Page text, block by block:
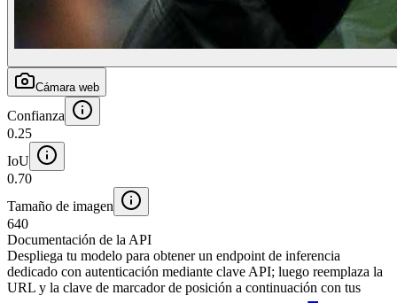
Cámara web
Confianza
0.25
IoU
0.70
Tamaño de imagen
640
Documentación de la API
Despliega tu modelo para obtener un endpoint de inferencia
dedicado con autenticación mediante clave API; luego reemplaza la
URL y la clave de marcador de posición a continuación con tus